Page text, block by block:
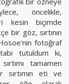
öncelikle,
kesin biçimde
bir göz, sırtının
fotoğraf
tutuldum ki,
tamamen
sırtımın eti ve